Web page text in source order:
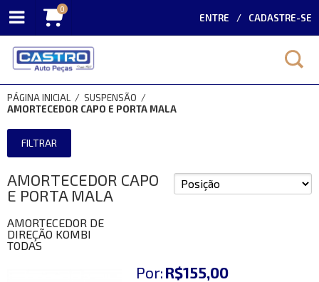
0
ENTRE CADASTRE-SE
PÁGINA INICIAL / SUSPENSÃO /
AMORTECEDOR CAPO E PORTA MALA
FILTRAR
AMORTECEDOR CAPO
E PORTA MALA
AMORTECEDOR DE
DIREÇÃO KOMBI
TODAS
Por: R$155,00